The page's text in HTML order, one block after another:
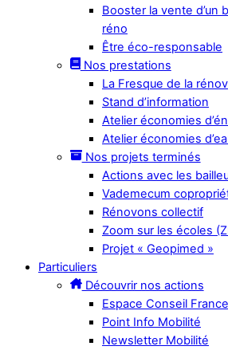
Booster la vente d’un
réno
Être éco-responsable
Nos prestations
La Fresque de la
Stand d’information
Atelier économies
Atelier économies
Nos projets terminés
Actions avec les
Vademecum
Rénovons collectif
Zoom sur les écoles
Projet « Geopimed »
Particuliers
Découvrir nos actions
Espace Conseil
Point Info Mobilité
Newsletter Mobilité